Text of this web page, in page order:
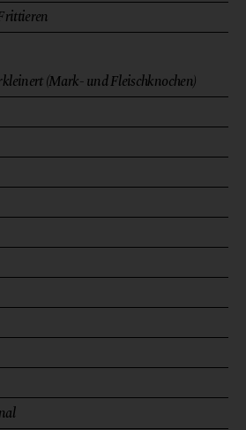
(Mark- und Fleischknochen)